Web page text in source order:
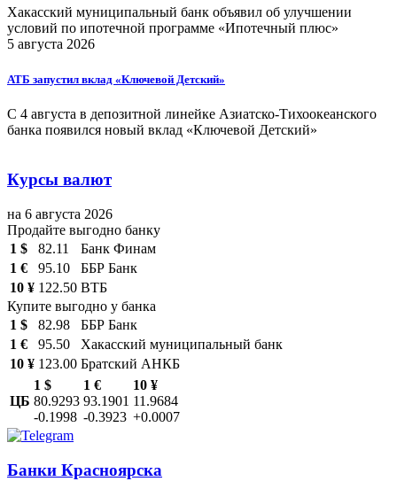
Хакасский муниципальный банк объявил об улучшении
условий по ипотечной программе «Ипотечный плюс»
5 августа 2026
АТБ запустил вклад «Ключевой Детский»
С 4 августа в депозитной линейке Азиатско-Тихоокеанского
банка появился новый вклад «Ключевой Детский»
Курсы валют
на 6 августа 2026
Продайте выгодно банку
1 $
82.11
Банк Финам
1 €
95.10
ББР Банк
10 ¥ 122.50 ВТБ
Купите выгодно у банка
1 $
82.98
ББР Банк
1 €
95.50
Хакасский муниципальный банк
10 ¥ 123.00 Братский АНКБ
ЦБ
1 $
80.9293
-0.1998
1 €
93.1901
-0.3923
10 ¥
11.9684
+0.0007
Банки Красноярска